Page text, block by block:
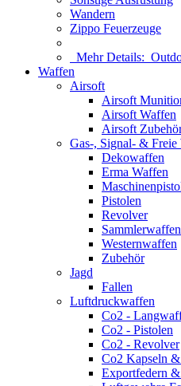
Wandern
Zippo Feuerzeuge
Mehr Details:
Waffen
Airsoft
Airsoft
Airsoft Waffen
Airsoft
Gas-, Signal- & Freie
Dekowaffen
Erma Waffen
Pistolen
Revolver
Westernwaffen
Zubehör
Jagd
Fallen
Luftdruckwaffen
Co2 -
Co2 - Pistolen
Co2 - Revolver
Co2 Kapseln &
Exportfedern